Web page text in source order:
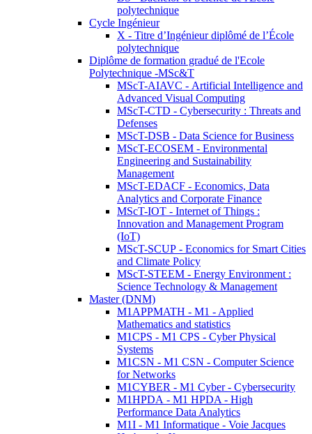
polytechnique
Cycle Ingénieur
X - Titre d’Ingénieur diplômé de l’École
polytechnique
Diplôme de formation gradué de l'Ecole
Polytechnique -MSc&T
MScT-AIAVC - Artificial Intelligence and
Advanced Visual Computing
MScT-CTD - Cybersecurity : Threats and
Defenses
MScT-DSB - Data Science for Business
MScT-ECOSEM - Environmental
Engineering and Sustainability
Management
MScT-EDACF - Economics, Data
Analytics and Corporate Finance
MScT-IOT - Internet of Things :
Innovation and Management Program
(IoT)
MScT-SCUP - Economics for Smart Cities
and Climate Policy
MScT-STEEM - Energy Environment :
Science Technology & Management
Master (DNM)
M1APPMATH - M1 - Applied
Mathematics and statistics
M1CPS - M1 CPS - Cyber Physical
Systems
M1CSN - M1 CSN - Computer Science
for Networks
M1CYBER - M1 Cyber - Cybersecurity
M1HPDA - M1 HPDA - High
Performance Data Analytics
M1I - M1 Informatique - Voie Jacques